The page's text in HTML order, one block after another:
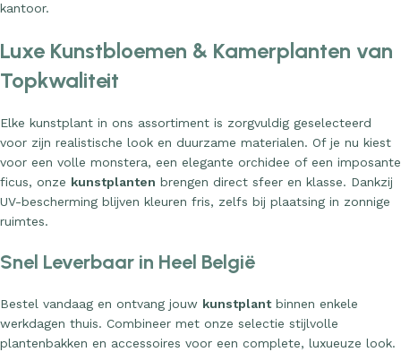
kantoor.
Luxe Kunstbloemen & Kamerplanten van
Topkwaliteit
Elke kunstplant in ons assortiment is zorgvuldig geselecteerd
voor zijn realistische look en duurzame materialen. Of je nu kiest
voor een volle monstera, een elegante orchidee of een imposante
ficus, onze kunstplanten brengen direct sfeer en klasse. Dankzij
UV-bescherming blijven kleuren fris, zelfs bij plaatsing in zonnige
ruimtes.
Snel Leverbaar in Heel België
Bestel vandaag en ontvang jouw kunstplantbinnen enkele
werkdagen thuis. Combineer met onze selectie stijlvolle
plantenbakken en accessoires voor een complete, luxueuze look.